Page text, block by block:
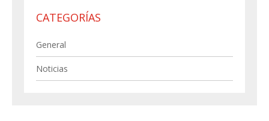
CATEGORÍAS
General
Noticias